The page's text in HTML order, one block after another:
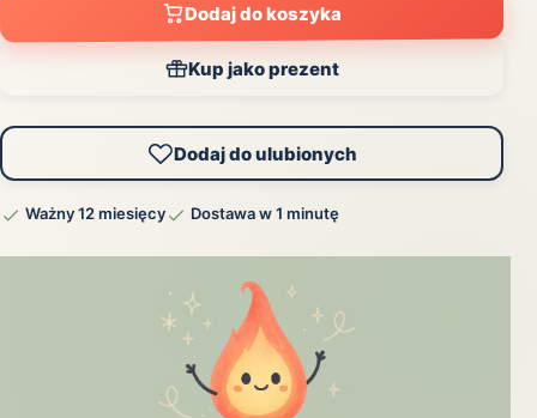
Dodaj do koszyka
Kup jako prezent
Dodaj do ulubionych
Ważny 12 miesięcy Dostawa w 1 minutę